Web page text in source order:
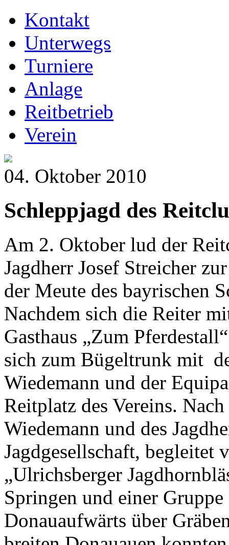
Kontakt
Unterwegs
Turniere
Anlage
Reitbetrieb
Verein
04. Oktober 2010
Schleppjagd des
Am 2. Oktober lud der
Jagdherr Josef Streicher
der Meute des bayrischen
Nachdem sich die Reiter
Gasthaus „Zum
sich zum Bügeltrunk mit
Wiedemann und der
Reitplatz des Vereins.
Wiedemann und des
Jagdgesellschaft, begleitet
„Ulrichsberger
Springen und einer
Donauaufwärts über